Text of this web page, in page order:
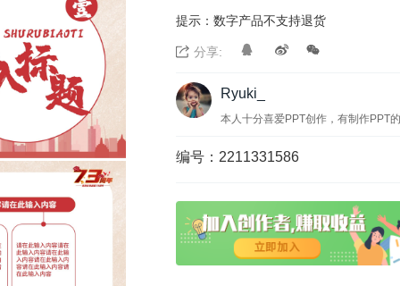
提示：数字产品不支持退货
分享:
Ryuki_
编号： 2211331586